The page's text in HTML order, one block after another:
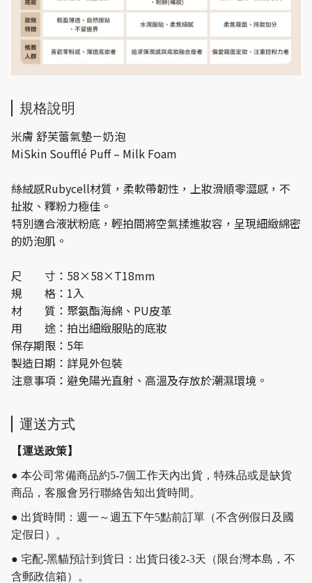
規格說明
米膚 舒芙蕾氣墊－奶泡
MiSkin Soufflé Puff – Milk Foam
絲絨感Rubycell材質，柔軟帶韌性，上妝滑順零澀感，不
扯妝、釋粉力極佳。
特別適合液狀粉底，輕拍間將空氣揉進妝容，呈現細緻綿密
的奶泡肌。
尺 寸：58×58×T18mm
規 格：1入
材 質：聚氨酯海綿、PU皮革
用 途：拍出細緻服貼的底妝
保存期限：5年
製造日期：詳見外包裝
注意事項：避免陽光直射、高溫及存放於潮濕環境。
運送方式
【運送政策】
● 本公司常備商品約5-7個工作天內出貨，特殊品或是缺貨
商品，客服會另行聯絡告知出貨時間。
● 出貨時間：週一～週五下午5點前訂單（不含例假日及國
定假日）。
● 宅配-黑貓預計到貨日：出貨日後2-3天（限台灣本島，不
含郵政信箱）。